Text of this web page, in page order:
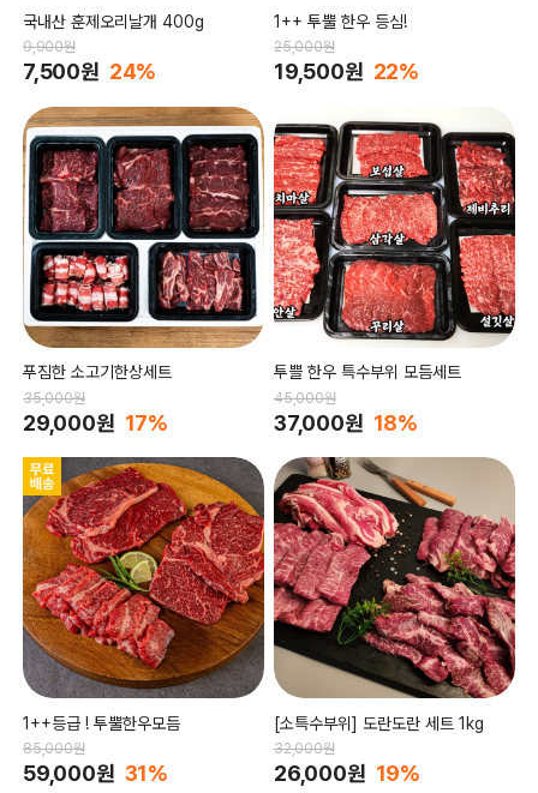
국내산 훈제오리날개 400g
9,900원
7,500원 24%
1++ 투뿔 한우 등심!
25,000원
19,500원 22%
푸짐한 소고기한상세트
35,000원
29,000원 17%
투쁠 한우 특수부위 모듬세트
45,000원
37,000원 18%
1++등급 ! 투뿔한우모듬
85,000원
59,000원 31%
[소특수부위] 도란도란 세트 1kg
32,000원
26,000원 19%